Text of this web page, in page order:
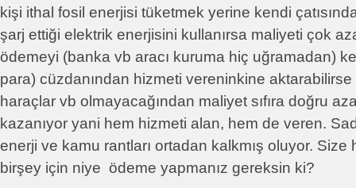
kişi ithal fosil enerjisi tüketmek yerine kendi
şarj ettiği elektrik enerjisini kullanırsa maliyeti çok
ödemeyi (banka vb aracı kuruma hiç uğramadan)
para) cüzdanından hizmeti vereninkine
haraçlar vb olmayacağından maliyet sıfıra doğru
kazanıyor yani hem hizmeti alan, hem de veren.
enerji ve kamu rantları ortadan kalkmış oluyor. Size
birşey için niye ödeme yapmanız gereksin ki?